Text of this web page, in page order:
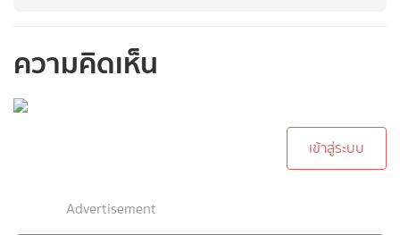
ความคิดเห็น
เข้าสู่ระบบ
Advertisement